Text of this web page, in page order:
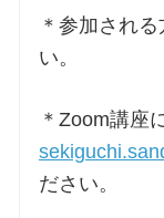
＊参加され
い。
＊Zoom講座
ださい。